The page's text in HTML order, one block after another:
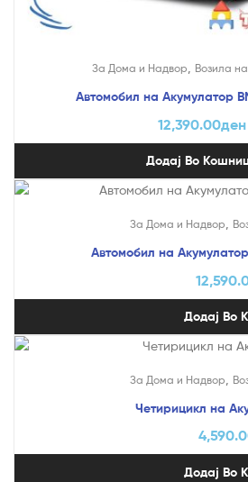
За Дома и Надвор Возила
Автомобил на Акумулатор
12,390.00ден
Додај Во
За Дома и Надвор
Автомобил на
Додај Во
За Дома и Надвор
Четирицикл на
Додај Во